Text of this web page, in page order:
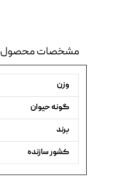
مشخصات محصول
وزن
گونه حیوان
برند
کشور سازنده